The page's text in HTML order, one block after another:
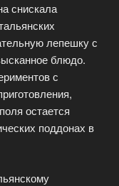
снискала
лепешку с
блюдо.
с
остается
поддонах в